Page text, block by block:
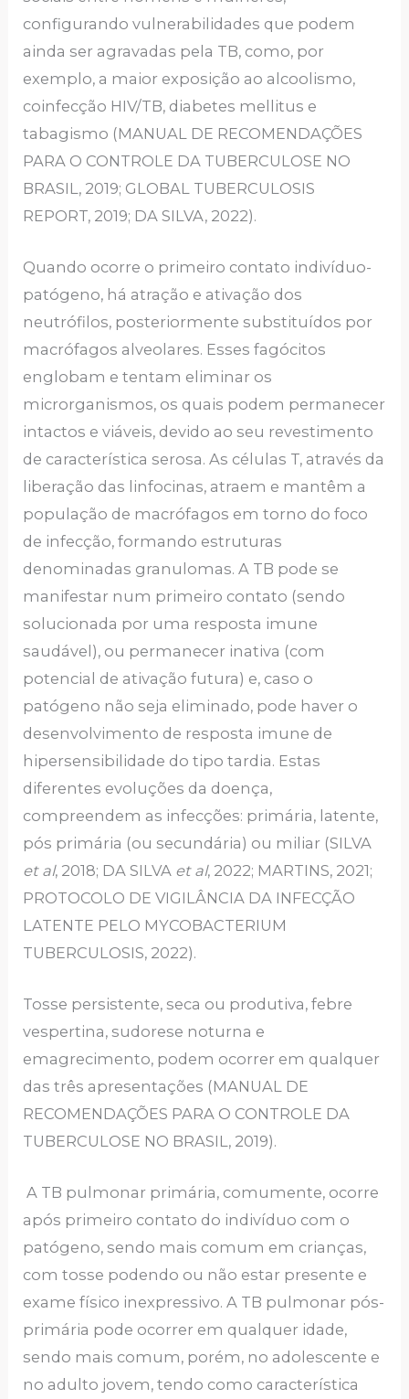
configurando vulnerabilidades que podem
ainda ser agravadas pela TB, como, por
exemplo, a maior exposição ao alcoolismo,
coinfecção HIV/TB, diabetes mellitus e
tabagismo (MANUAL DE RECOMENDAÇÕES
PARA O CONTROLE DA TUBERCULOSE NO
BRASIL, 2019; GLOBAL TUBERCULOSIS
REPORT, 2019; DA SILVA, 2022).
Quando ocorre o primeiro contato indivíduo-
patógeno, há atração e ativação dos
neutrófilos, posteriormente substituídos por
macrófagos alveolares. Esses fagócitos
englobam e tentam eliminar os
microrganismos, os quais podem permanecer
intactos e viáveis, devido ao seu revestimento
de característica serosa. As células T, através da
liberação das linfocinas, atraem e mantêm a
população de macrófagos em torno do foco
de infecção, formando estruturas
denominadas granulomas. A TB pode se
manifestar num primeiro contato (sendo
solucionada por uma resposta imune
saudável), ou permanecer inativa (com
potencial de ativação futura) e, caso o
patógeno não seja eliminado, pode haver o
desenvolvimento de resposta imune de
hipersensibilidade do tipo tardia. Estas
diferentes evoluções da doença,
compreendem as infecções: primária, latente,
pós primária (ou secundária) ou miliar (SILVA
et al, 2018; DA SILVA et al, 2022; MARTINS, 2021;
PROTOCOLO DE VIGILÂNCIA DA INFECÇÃO
LATENTE PELO MYCOBACTERIUM
TUBERCULOSIS, 2022).
Tosse persistente, seca ou produtiva, febre
vespertina, sudorese noturna e
emagrecimento, podem ocorrer em qualquer
das três apresentações (MANUAL DE
RECOMENDAÇÕES PARA O CONTROLE DA
TUBERCULOSE NO BRASIL, 2019).
A TB pulmonar primária, comumente, ocorre
após primeiro contato do indivíduo com o
patógeno, sendo mais comum em crianças,
com tosse podendo ou não estar presente e
exame físico inexpressivo. A TB pulmonar pós-
primária pode ocorrer em qualquer idade,
sendo mais comum, porém, no adolescente e
no adulto jovem, tendo como característica